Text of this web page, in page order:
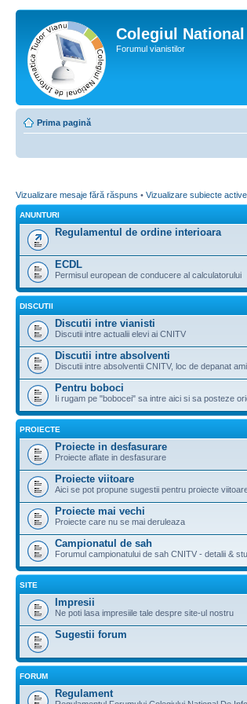
Colegiul
Forumul vianistilor
Prima pagină
Vizualizare mesaje fără răspuns • Vizualizare subiecte active
ANUNTURI
Regulamentul de ordine interioara
ECDL
Permisul european de conducere al calculatorului
DISCUTII
Discutii intre vianisti
Discutii intre actualii elevi ai CNITV
Discutii intre absolventi
Discutii intre absolventii CNITV, loc de depanat
Pentru boboci
Ii rugam pe "bobocei" sa intre aici si sa posteze
PROIECTE
Proiecte in desfasurare
Proiecte aflate in desfasurare
Proiecte viitoare
Aici se pot propune sugestii pentru proiecte
Proiecte mai vechi
Proiecte care nu se mai deruleaza
Campionatul de sah
Forumul campionatului de sah CNITV - detalii &
SITE
Impresii
Ne poti lasa impresiile tale despre site-ul nostru
Sugestii forum
FORUM
Regulament